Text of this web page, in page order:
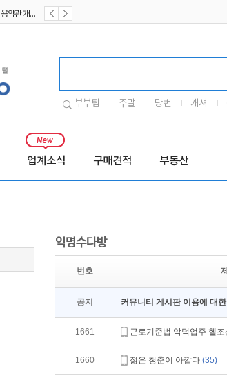
부부팀 주말 당번 캐셔
업계소식 구매견적 부동산
익명수다방
번호
공지 커뮤니티 게시판 이용에 대
1661 근로기준법 악덕업주 헬
1660 젊은 청춘이 아깝다 (35)